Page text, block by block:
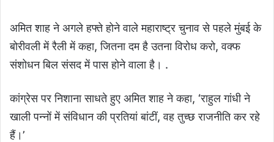
अमित शाह ने अगले हफ्ते होने वाले महाराष्ट्र चुनाव से पहले मुंबई के
बोरीवली में रैली में कहा, जितना दम है उतना विरोध करो, वक्फ
संशोधन बिल संसद में पास होने वाला है। .
कांग्रेस पर निशाना साधते हुए अमित शाह ने कहा, ‘राहुल गांधी ने
खाली पन्नों में संविधान की प्रतियां बांटीं, वह तुच्छ राजनीति कर रहे
हैं।’